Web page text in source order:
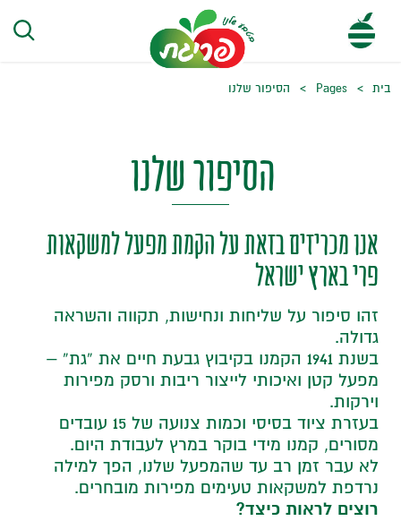
בית Pages הסיפור שלנו
הסיפור שלנו
אנו מכריזים בזאת על הקמת מפעל למשקאות
פרי בארץ ישראל
זהו סיפור על שליחות ונחישות, תקווה והשראה
גדולה.
בשנת 1941 הקמנו בקיבוץ גבעת חיים את “גת” –
מפעל קטן ואיכותי לייצור ריבות ורסק מפירות
וירקות.
בעזרת ציוד בסיסי וכמות צנועה של 15 עובדים
מסורים, קמנו מידי בוקר במרץ לעבודת היום.
לא עבר זמן רב עד שהמפעל שלנו, הפך למילה
נרדפת למשקאות טעימים מפירות מובחרים.
רוצים לראות כיצד?